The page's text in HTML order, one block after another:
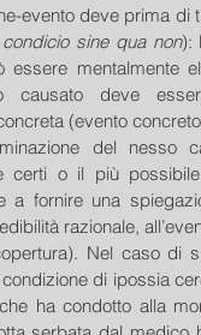
evento deve prima di
condicio sine qua non):
essere mentalmente
causato deve
(evento
del nesso
certi o il più
a fornire una
razionale,
Nel caso di
di ipossia
ha condotto alla